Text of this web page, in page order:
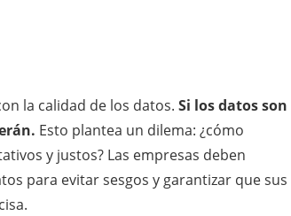
la calidad de los datos. Si los datos son
Esto plantea un dilema: ¿cómo
y justos? Las empresas deben
para evitar sesgos y garantizar que sus